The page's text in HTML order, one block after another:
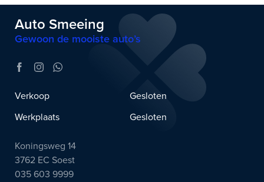
Auto Smeeing
Gewoon de mooiste auto’s
Verkoop
Gesloten
Werkplaats
Gesloten
Koningsweg 14
3762 EC Soest
035 603 9999